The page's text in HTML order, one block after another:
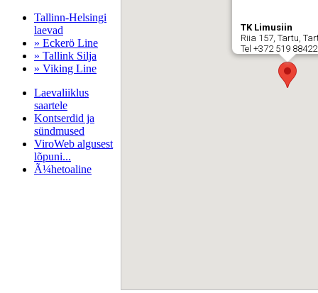
Tallinn-Helsingi
laevad
» Eckerö Line
» Tallink Silja
» Viking Line
Laevaliiklus
saartele
Kontserdid ja
sündmused
ViroWeb algusest
lõpuni...
Ã¼hetoaline
TK Limusiin
Riia 157, Tartu,
Tel +372 519 88422